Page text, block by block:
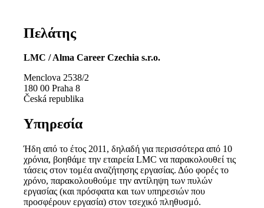
Πελάτης
LMC / Alma Career Czechia s.r.o.
Menclova 2538/2
180 00 Praha 8
Česká republika
Υπηρεσία
Ήδη από το έτος 2011, δηλαδή για περισσότερα από 10
χρόνια, βοηθάμε την εταιρεία LMC να παρακολουθεί τις
τάσεις στον τομέα αναζήτησης εργασίας. Δύο φορές το
χρόνο, παρακολουθούμε την αντίληψη των πυλών
εργασίας (και πρόσφατα και των υπηρεσιών που
προσφέρουν εργασία) στον τσεχικό πληθυσμό.